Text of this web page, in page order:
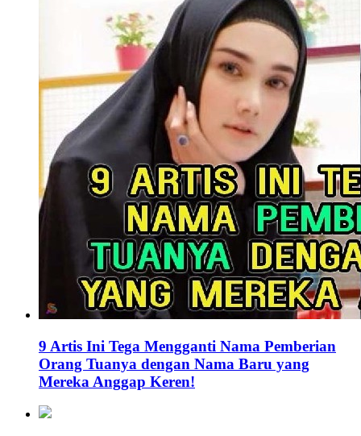
9 Artis Ini Tega Mengganti Nama Pemberian
Orang Tuanya dengan Nama Baru yang
Mereka Anggap Keren!